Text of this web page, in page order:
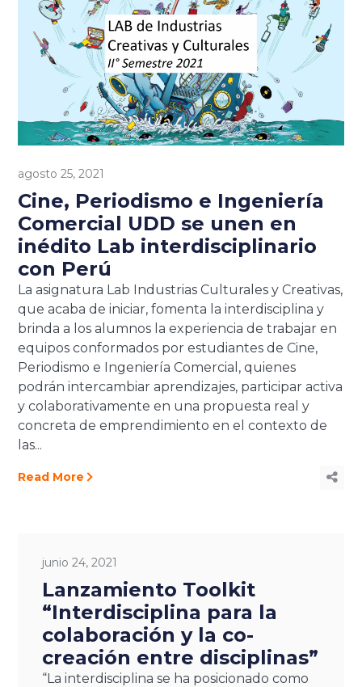
agosto 25, 2021
Cine, Periodismo e Ingeniería
Comercial UDD se unen en
inédito Lab interdisciplinario
con Perú
La asignatura Lab Industrias Culturales y Creativas,
que acaba de iniciar, fomenta la interdisciplina y
brinda a los alumnos la experiencia de trabajar en
equipos conformados por estudiantes de Cine,
Periodismo e Ingeniería Comercial, quienes
podrán intercambiar aprendizajes, participar activa
y colaborativamente en una propuesta real y
concreta de emprendimiento en el contexto de
las...
Read More
junio 24, 2021
Lanzamiento Toolkit
“Interdisciplina para la
colaboración y la co-
creación entre disciplinas”
“La interdisciplina se ha posicionado como